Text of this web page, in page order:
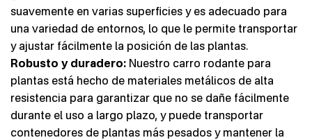
suavemente en varias superficies y es adecuado para
una variedad de entornos, lo que le permite transportar
y ajustar fácilmente la posición de las plantas.
Robusto y duradero: Nuestro carro rodante para
plantas está hecho de materiales metálicos de alta
resistencia para garantizar que no se dañe fácilmente
durante el uso a largo plazo, y puede transportar
contenedores de plantas más pesados y mantener la